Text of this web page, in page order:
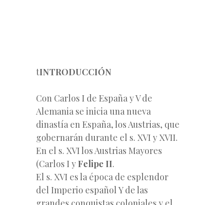
tINTRODUCCIÓN
Con Carlos I de España y V de
Alemania se inicia una nueva
dinastía en España, los Austrias, que
gobernarán durante el s. XVI y XVII.
En el s. XVI los Austrias Mayores
(Carlos I y Felipe II.
El s. XVI es la época de esplendor
del Imperio español Y de las